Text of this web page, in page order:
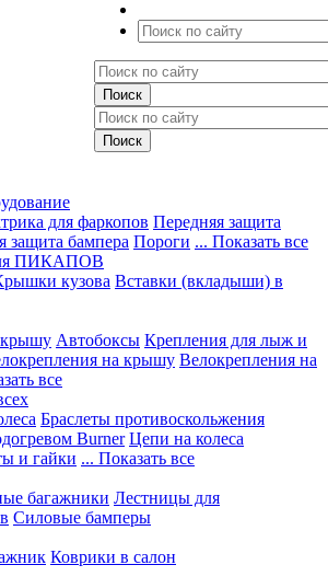
для фаркопов Передняя защита
защита бампера Пороги ... Показать все
ПИКАПОВ
кузова Вставки (вкладыши) в
крышу Автобоксы Крепления для лыж и
на крышу Велокрепления на
все
Браслеты противоскольжения
Burner Цепи на колеса
и гайки ... Показать все
багажники Лестницы для
Силовые бамперы
Коврики в салон